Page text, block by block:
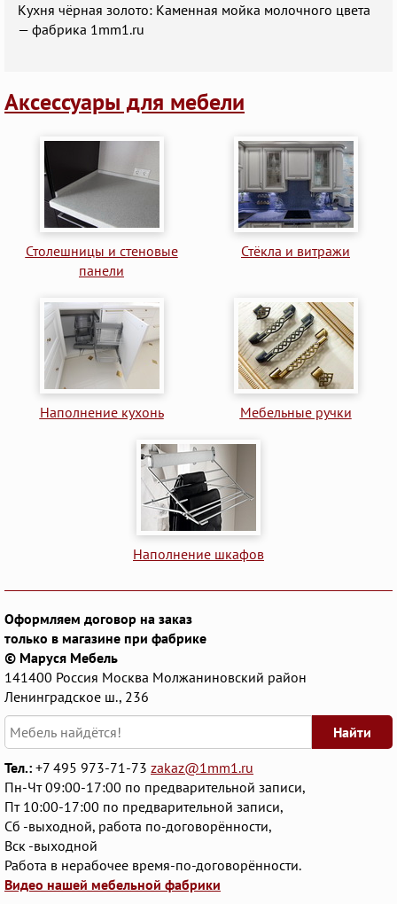
Кухня чёрная золото: Каменная мойка молочного цвета
— фабрика 1mm1.ru
Аксессуары для мебели
Столешницы и стеновые
панели
Стёкла и витражи
Наполнение кухонь Мебельные ручки
Наполнение шкафов
Оформляем договор на заказ
только в магазине при фабрике
© Маруся Мебель
141400 Россия Москва Молжаниновский район
Ленинградское ш., 236
Найти
Тел.: +7 495 973-71-73 zakaz@1mm1.ru
Пн-Чт 09:00-17:00 по предварительной записи,
Пт 10:00-17:00 по предварительной записи,
Сб -выходной, работа по-договорённости,
Вск -выходной
Работа в нерабочее время-по-договорённости.
Видео нашей мебельной фабрики